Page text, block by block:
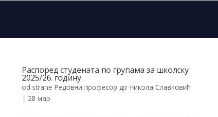
Распоред студената по групама за школску
2025/26. годину.
od strane Редовни професор др Никола Славковић
| 28 мар